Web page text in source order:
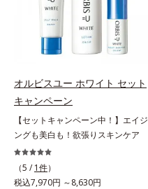
オルビスユー ホワイト セット
キャンペーン
【セットキャンペーン中！】エイジ
ングも美白も！欲張りスキンケア
（5 / 1件）
税込7,970円 ～8,630円